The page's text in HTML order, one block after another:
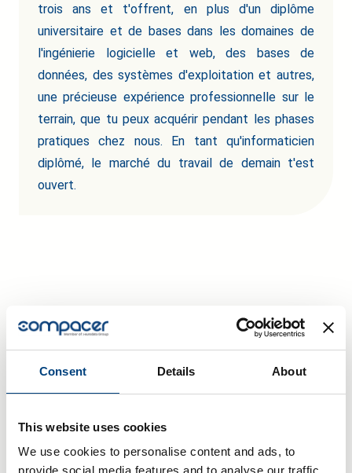
Consent Details About
This website uses cookies
We use cookies to personalise content and ads, to
provide social media features and to analyse our traffic.
trois ans et t'offrent, en plus d'un diplôme
universitaire et de bases dans les domaines de
l'ingénierie logicielle et web, des bases de
données, des systèmes d'exploitation et autres,
une précieuse expérience professionnelle sur le
terrain, que tu peux acquérir pendant les phases
pratiques chez nous. En tant qu'informaticien
diplômé, le marché du travail de demain t'est
ouvert.
Ce que disent les
collaborateurs sur le
travail chez compacer